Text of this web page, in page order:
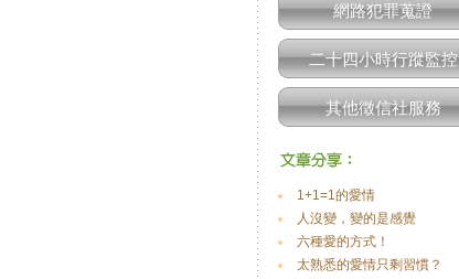
網路犯罪蒐證
二十四小時行蹤監控
其他徵信社服務
1+1=1的愛情
人沒變，變的是感覺
六種愛的方式！
太熟悉的愛情只剩習慣？